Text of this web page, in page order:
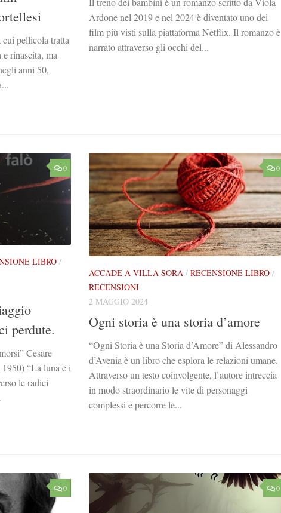
cui pellicola tratta
rinascita, ma
anni 50,
Ardone nel 2019 e nel 2024 è diventato uno dei
film più visti sulla piattaforma Netflix. Il romanzo è
narrato attraverso gli occhi del...
0
LIBRO /
perdute.
Cesare
“La luna e i
le radici
0
ACCADE A VILLA SORA / RECENSIONE LIBRO /
RECENSIONI
2 MAGGIO 2024
Ogni storia è una storia d’amore
“Ogni Storia è una Storia d’Amore” di Alessandro
d’Avenia è un libro che esplora le relazioni umane.
Attraverso un testo coinvolgente, l’autore intreccia
in modo straordinario le vite di personaggi
complessi e percorre le...
0 0